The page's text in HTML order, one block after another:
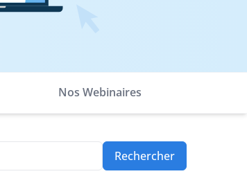
Nos Webinaires
Rechercher